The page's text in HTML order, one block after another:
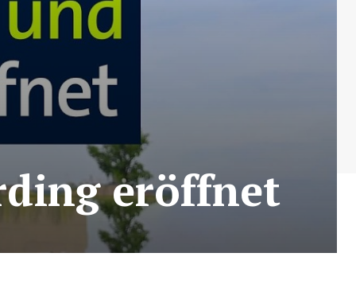
eröffnet